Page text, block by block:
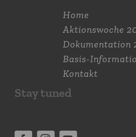
Wider die
22. Juni 2017